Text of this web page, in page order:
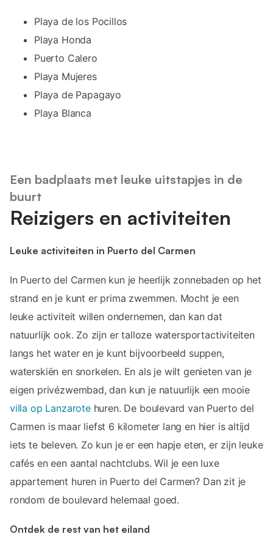
Playa de los Pocillos
Playa Honda
Puerto Calero
Playa Mujeres
Playa de Papagayo
Playa Blanca
Een badplaats met leuke uitstapjes in de
buurt
Reizigers en activiteiten
Leuke activiteiten in Puerto del Carmen
In Puerto del Carmen kun je heerlijk zonnebaden op het
strand en je kunt er prima zwemmen. Mocht je een
leuke activiteit willen ondernemen, dan kan dat
natuurlijk ook. Zo zijn er talloze watersportactiviteiten
langs het water en je kunt bijvoorbeeld suppen,
waterskiën en snorkelen. En als je wilt genieten van je
eigen privézwembad, dan kun je natuurlijk een mooie
villa op Lanzarotehuren. De boulevard van Puerto del
Carmen is maar liefst 6 kilometer lang en hier is altijd
iets te beleven. Zo kun je er een hapje eten, er zijn leuke
cafés en een aantal nachtclubs. Wil je een luxe
appartement huren in Puerto del Carmen? Dan zit je
rondom de boulevard helemaal goed.
Ontdek de rest van het eiland